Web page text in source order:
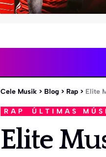
Cele Musik > Blog > Rap > Elite
RAP ÚLTIMAS
Elite